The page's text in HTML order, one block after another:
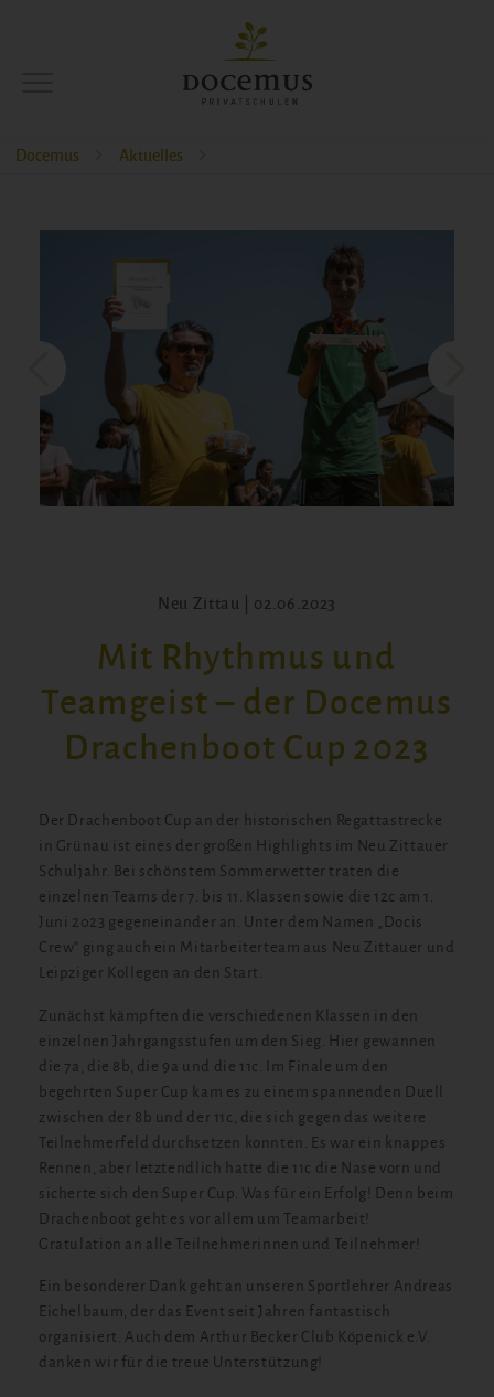
Docemus Aktuelles
Neu Zittau | 02.06.2023
Mit Rhythmus und
Teamgeist – der Docemus
Drachenboot Cup 2023
Der Drachenboot Cup an der historischen Regattastrecke
in Grünau ist eines der großen Highlights im Neu Zittauer
Schuljahr. Bei schönstem Sommerwetter traten die
einzelnen Teams der 7. bis 11. Klassen sowie die 12c am 1.
Juni 2023 gegeneinander an. Unter dem Namen „Docis
Crew“ ging auch ein Mitarbeiterteam aus Neu Zittauer und
Leipziger Kollegen an den Start.
Zunächst kämpften die verschiedenen Klassen in den
einzelnen Jahrgangsstufen um den Sieg. Hier gewannen
die 7a, die 8b, die 9a und die 11c. Im Finale um den
begehrten Super Cup kam es zu einem spannenden Duell
zwischen der 8b und der 11c, die sich gegen das weitere
Teilnehmerfeld durchsetzen konnten. Es war ein knappes
Rennen, aber letztendlich hatte die 11c die Nase vorn und
sicherte sich den Super Cup. Was für ein Erfolg! Denn beim
Drachenboot geht es vor allem um Teamarbeit!
Gratulation an alle Teilnehmerinnen und Teilnehmer!
Ein besonderer Dank geht an unseren Sportlehrer Andreas
Eichelbaum, der das Event seit Jahren fantastisch
organisiert. Auch dem Arthur Becker Club Köpenick e.V.
danken wir für die treue Unterstützung!